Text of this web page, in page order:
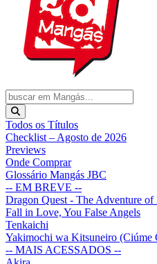
Todos os Títulos
Checklist – Agosto de 2026
Previews
Onde Comprar
Glossário Mangás JBC
-- EM BREVE --
Dragon Quest - The Adventure of
Fall in Love, You False Angels
Tenkaichi
Yakimochi wa Kitsuneiro (Ciúme
-- MAIS ACESSADOS --